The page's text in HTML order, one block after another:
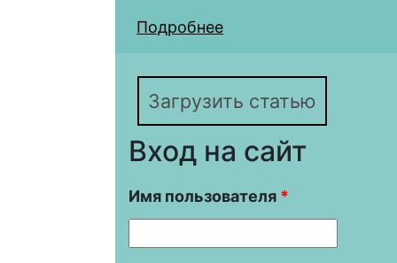
Подробнее
Загрузить статью
Вход на сайт
Имя пользователя *